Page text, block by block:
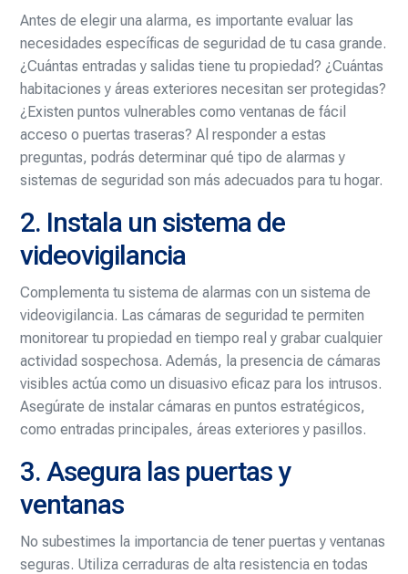
Antes de elegir una alarma, es importante evaluar las
necesidades específicas de seguridad de tu casa grande.
¿Cuántas entradas y salidas tiene tu propiedad? ¿Cuántas
habitaciones y áreas exteriores necesitan ser protegidas?
¿Existen puntos vulnerables como ventanas de fácil
acceso o puertas traseras? Al responder a estas
preguntas, podrás determinar qué tipo de alarmas y
sistemas de seguridad son más adecuados para tu hogar.
2. Instala un sistema de
videovigilancia
Complementa tu sistema de alarmas con un sistema de
videovigilancia. Las cámaras de seguridad te permiten
monitorear tu propiedad en tiempo real y grabar cualquier
actividad sospechosa. Además, la presencia de cámaras
visibles actúa como un disuasivo eficaz para los intrusos.
Asegúrate de instalar cámaras en puntos estratégicos,
como entradas principales, áreas exteriores y pasillos.
3. Asegura las puertas y
ventanas
No subestimes la importancia de tener puertas y ventanas
seguras. Utiliza cerraduras de alta resistencia en todas